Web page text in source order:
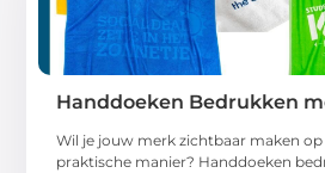
Handdoeken Bedrukken
Wil je jouw merk zichtbaar maken op
praktische manier? Handdoeken